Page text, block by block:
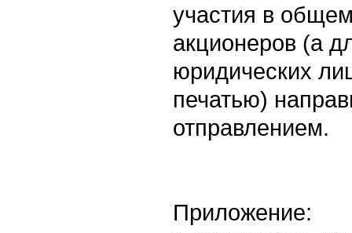
участия в
акционеров (а
юридических
печатью)
отправлением.
Приложение: